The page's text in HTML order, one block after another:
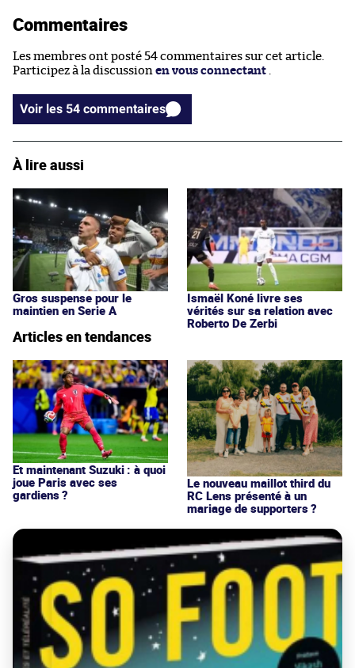
Commentaires
Les membres ont posté 54 commentaires sur cet article.
Participez à la discussion en vous connectant
Voir les 54 commentaires
À lire aussi
Gros suspense pour le
maintien en Serie A
Ismaël Koné livre ses
vérités sur sa relation avec
Roberto De Zerbi
Articles en tendances
Et maintenant Suzuki : à quoi
joue Paris avec ses
gardiens ?
Le nouveau maillot third du
RC Lens présenté à un
mariage de supporters ?